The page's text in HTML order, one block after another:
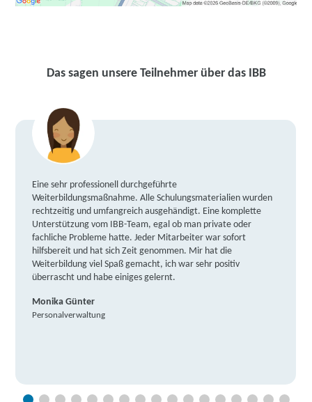
Das sagen unsere Teilnehmer über das IBB
Eine sehr professionell durchgeführte
Weiterbildungsmaßnahme. Alle Schulungsmaterialien wurden
rechtzeitig und umfangreich ausgehändigt. Eine komplette
Unterstützung vom IBB-Team, egal ob man private oder
fachliche Probleme hatte. Jeder Mitarbeiter war sofort
hilfsbereit und hat sich Zeit genommen. Mir hat die
Weiterbildung viel Spaß gemacht, ich war sehr positiv
überrascht und habe einiges gelernt.
Monika Günter
Personalverwaltung